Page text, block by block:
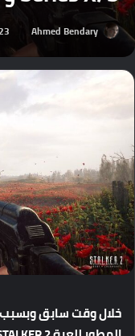
Ahmed Bendary
23
خلالوقتسابقوبسبب